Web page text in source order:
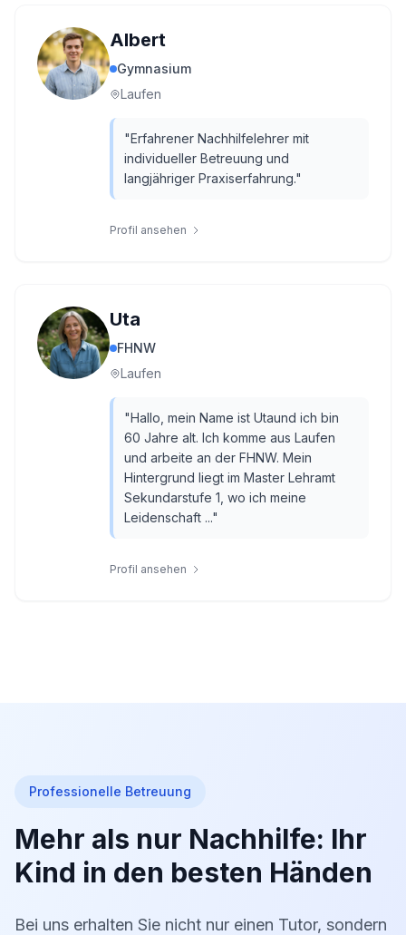
Albert
Gymnasium
Laufen
"Erfahrener Nachhilfelehrer mit
individueller Betreuung und
langjähriger Praxiserfahrung."
Profil ansehen
Uta
FHNW
Laufen
"Hallo, mein Name ist Utaund ich bin
60 Jahre alt. Ich komme aus Laufen
und arbeite an der FHNW. Mein
Hintergrund liegt im Master Lehramt
Sekundarstufe 1, wo ich meine
Leidenschaft ..."
Profil ansehen
Professionelle Betreuung
Mehr als nur Nachhilfe: Ihr
Kind in den besten Händen
Bei uns erhalten Sie nicht nur einen Tutor, sondern